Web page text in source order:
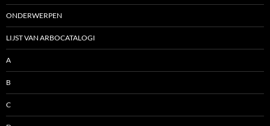
ONDERWERPEN
LIJST VAN ARBOCATALOGI
A
B
C